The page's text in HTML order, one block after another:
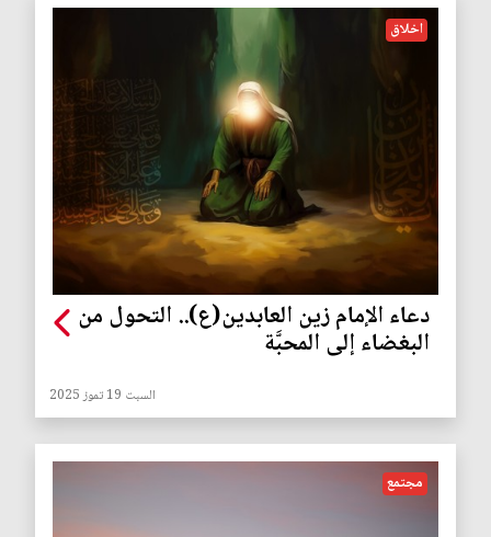
اخلاق
دعاء الإمام زين العابدين(ع).. التحول من
البغضاء إلى المحبَّة
السبت 19 تموز 2025
مجتمع